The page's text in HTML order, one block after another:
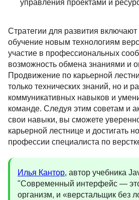
управления проектами и
Стратегии для развития
обучение новым технологиям
участие в профессиональных
возможность обмена знаниями и
Продвижение по карьерной
только технических знаний, но и
коммуникативных навыков и
команде. Следуя этим советам и
свои навыки, вы сможете
карьерной лестнице и достигать
профессии специалиста по
Илья Кантор, автор учебника
"Современный интерфейс —
организм, и «верстальщик без